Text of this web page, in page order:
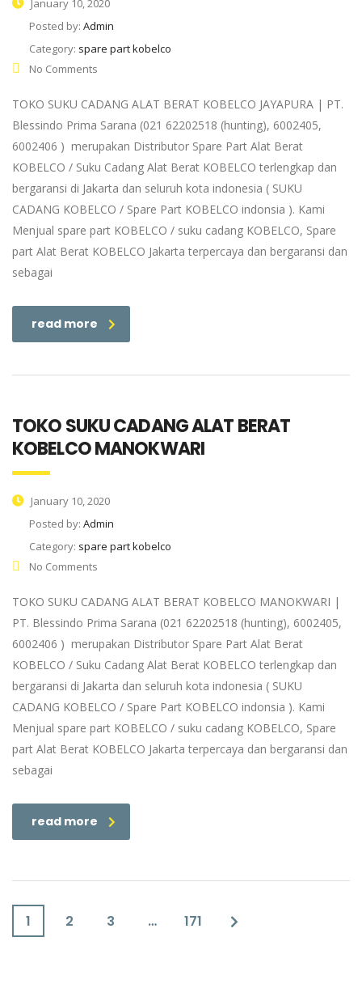
January 10, 2020
Posted by: Admin
Category: spare part kobelco
No Comments
TOKO SUKU CADANG ALAT BERAT KOBELCO JAYAPURA | PT.
Blessindo Prima Sarana (021 62202518 (hunting), 6002405,
6002406 ) merupakan Distributor Spare Part Alat Berat
KOBELCO / Suku Cadang Alat Berat KOBELCO terlengkap dan
bergaransi di Jakarta dan seluruh kota indonesia ( SUKU
CADANG KOBELCO / Spare Part KOBELCO indonsia ). Kami
Menjual spare part KOBELCO / suku cadang KOBELCO, Spare
part Alat Berat KOBELCO Jakarta terpercaya dan bergaransi dan
sebagai
read more
TOKO SUKU CADANG ALAT BERAT
KOBELCO MANOKWARI
January 10, 2020
Posted by: Admin
Category: spare part kobelco
No Comments
TOKO SUKU CADANG ALAT BERAT KOBELCO MANOKWARI |
PT. Blessindo Prima Sarana (021 62202518 (hunting), 6002405,
6002406 ) merupakan Distributor Spare Part Alat Berat
KOBELCO / Suku Cadang Alat Berat KOBELCO terlengkap dan
bergaransi di Jakarta dan seluruh kota indonesia ( SUKU
CADANG KOBELCO / Spare Part KOBELCO indonsia ). Kami
Menjual spare part KOBELCO / suku cadang KOBELCO, Spare
part Alat Berat KOBELCO Jakarta terpercaya dan bergaransi dan
sebagai
read more
1 2 3 … 171